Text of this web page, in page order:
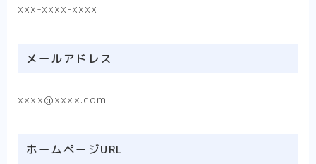
xxx-xxxx-xxxx
メールアドレス
xxxx@xxxx.com
ホームページURL